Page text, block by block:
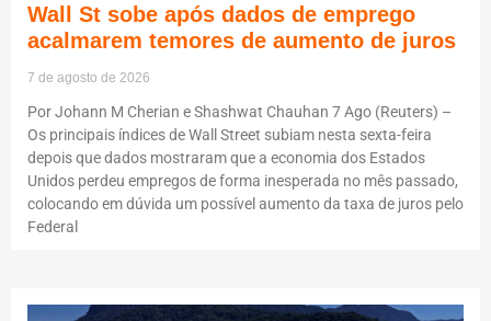
Wall St sobe após dados de emprego
acalmarem temores de aumento de juros
7 de agosto de 2026
Por Johann M Cherian e Shashwat Chauhan 7 Ago (Reuters) –
Os principais índices de Wall Street subiam nesta sexta-feira
depois que dados mostraram que a economia dos Estados
Unidos perdeu empregos de forma inesperada no mês passado,
colocando em dúvida um possível aumento da taxa de juros pelo
Federal